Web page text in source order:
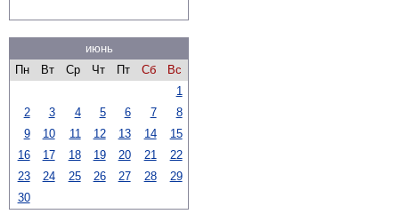
июнь
Пн
Вт Ср Чт Пт Сб
Вс
1
2
3 4 5 6 7
8
9
10 11 12 13 14
15
16
17 18 19 20 21
22
23
24 25 26 27 28
29
30